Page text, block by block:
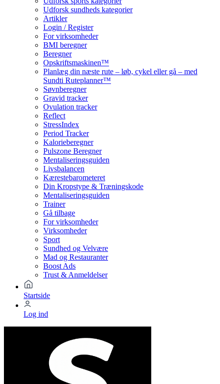
Udforsk sundheds kategorier
Artikler
Login / Register
For virksomheder
BMI beregner
Beregner
Opskriftsmaskinen™
Planlæg din næste rute – løb, cykel eller gå – med
Sundti Ruteplanner™
Søvnberegner
Gravid tracker
Ovulation tracker
Reflect
StressIndex
Period Tracker
Kalorieberegner
Pulszone Beregner
Mentaliseringsguiden
Livsbalancen
Kærestebarometeret
Din Kropstype & Træningskode
Mentaliseringsguiden
Trainer
Gå tilbage
For virksomheder
Virksomheder
Sport
Sundhed og Velvære
Mad og Restauranter
Boost Ads
Trust & Anmeldelser
Startside
Log ind